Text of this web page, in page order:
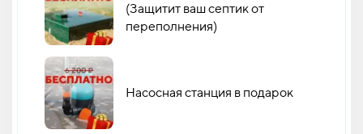
(Защитит ваш септик от
переполнения)
Насосная станция в подарок